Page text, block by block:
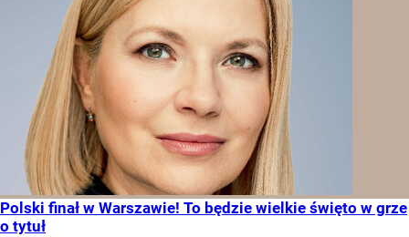
Polski finał w Warszawie! To będzie wielkie święto w grze
o tytuł